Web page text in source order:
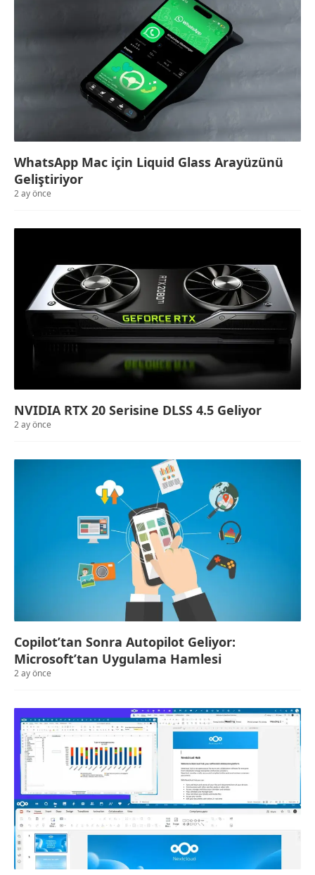
WhatsApp Mac için Liquid Glass Arayüzünü
Geliştiriyor
2 ay önce
NVIDIA RTX 20 Serisine DLSS 4.5 Geliyor
2 ay önce
Copilot’tan Sonra Autopilot Geliyor:
Microsoft’tan Uygulama Hamlesi
2 ay önce